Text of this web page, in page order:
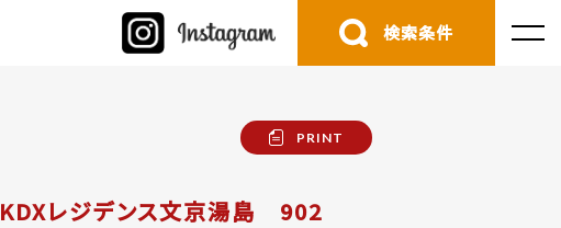
検索条件
PRINT
KDXレジデンス文京湯島 902